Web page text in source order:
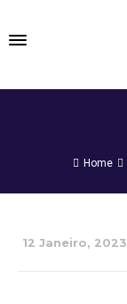
Home
12 Janeiro, 2023